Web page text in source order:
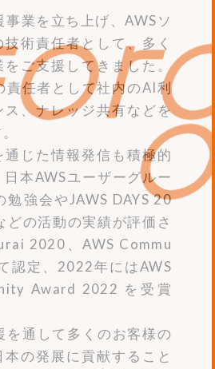
事業を立ち上げ、AWSソ
技術責任者として、多く
をご支援してきました。
責任者として社内のAI利
ス、ナレッジ共有などを
通じた情報発信も積極的
本AWSユーザーグルー
勉強会やJAWS DAYS 20
どの活動の実績が評価さ
2020、AWS Commu
認定、2022年にはAWS
Award 2022 を受賞
を通して多くのお客様の
の発展に貢献すること